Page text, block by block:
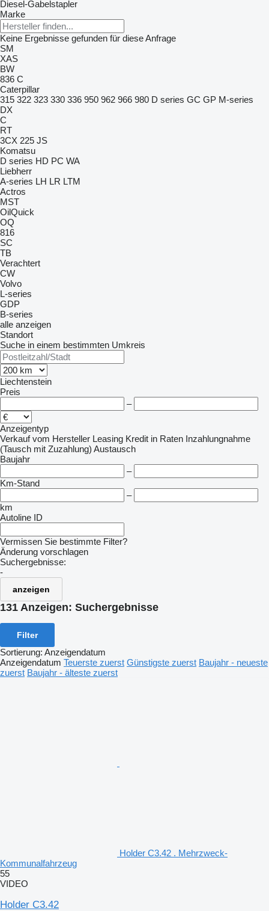
Diesel-Gabelstapler
Marke
Keine Ergebnisse gefunden für diese Anfrage
SM
XAS
BW
836 C
Caterpillar
315 322 323 330 336 950 962 966 980 D series GC GP M-series
DX
C
RT
3CX 225 JS
Komatsu
D series HD PC WA
Liebherr
A-series LH LR LTM
Actros
MST
OilQuick
OQ
816
SC
TB
Verachtert
CW
Volvo
L-series
GDP
B-series
alle anzeigen
Standort
Suche in einem bestimmten Umkreis
Liechtenstein
Preis
–
Anzeigentyp
Verkauf vom Hersteller Leasing Kredit in Raten Inzahlungnahme
(Tausch mit Zuzahlung) Austausch
Baujahr
–
Km-Stand
–
km
Autoline ID
Vermissen Sie bestimmte Filter?
Änderung vorschlagen
Suchergebnisse:
-
anzeigen
131 Anzeigen: Suchergebnisse
Filter
Sortierung: Anzeigendatum
Anzeigendatum Teuerste zuerst Günstigste zuerst Baujahr - neueste
zuerst Baujahr - älteste zuerst
Holder C3.42 . Mehrzweck-
Kommunalfahrzeug
55
VIDEO
Holder C3.42